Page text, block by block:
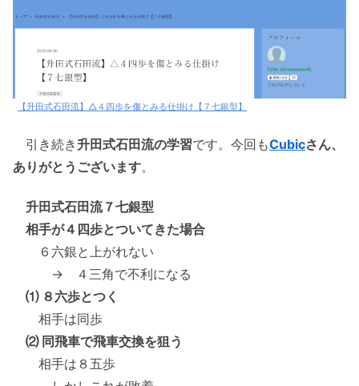
【升田式石田流】△４四歩を傷とみる仕掛け【７七銀型】
引き続き 升田式石田流の学習です。今回もCubicさん、
ありがとうございます。
升田式石田流７七銀型
相手が４四歩とついてきた場合
６六銀と上がれない
→ ４三角で不利になる
⑴ ８六歩とつく
相手は同歩
⑵ 同飛車で飛車交換を狙う
相手は８五歩